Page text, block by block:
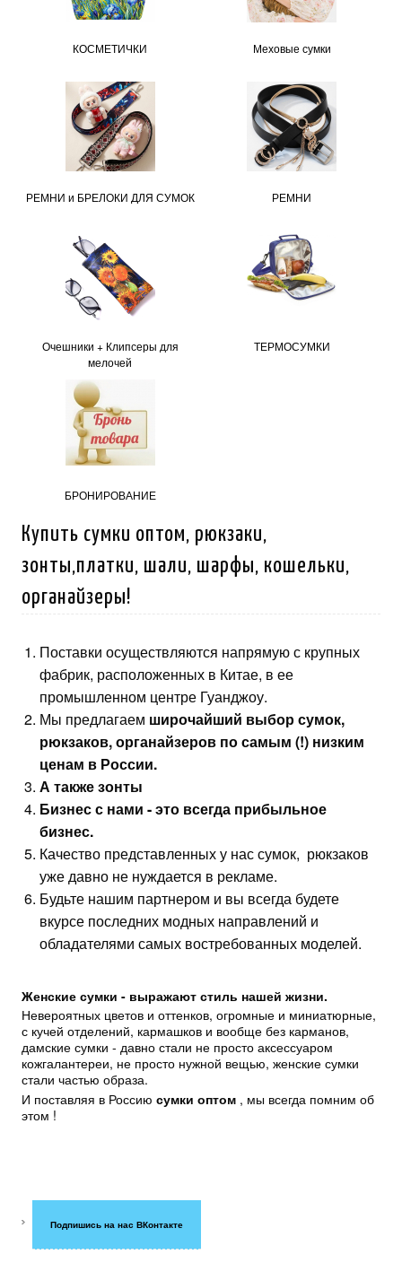
КОСМЕТИЧКИ Меховые сумки
РЕМНИ и БРЕЛОКИ ДЛЯ СУМОК РЕМНИ
Очешники + Клипсеры для
мелочей
ТЕРМОСУМКИ
БРОНИРОВАНИЕ
Купить сумки оптом, рюкзаки,
зонты,платки, шали, шарфы, кошельки,
органайзеры!
Поставки осуществляются напрямую с крупных
фабрик, расположенных в Китае, в ее
промышленном центре Гуанджоу.
Мы предлагаем широчайший выбор сумок,
рюкзаков, органайзеров по самым (!) низким
ценам в России.
А также зонты
Бизнес с нами - это всегда прибыльное
бизнес.
Качество представленных у нас сумок, рюкзаков
уже давно не нуждается в рекламе.
Будьте нашим партнером и вы всегда будете
вкурсе последних модных направлений и
обладателями самых востребованных моделей.
Женские сумки - выражают стиль нашей жизни.
Невероятных цветов и оттенков, огромные и миниатюрные,
с кучей отделений, кармашков и вообще без карманов,
дамские сумки - давно стали не просто аксессуаром
кожгалантереи, не просто нужной вещью, женские сумки
стали частью образа.
И поставляя в Россию сумки оптом , мы всегда помним об
этом !
Подпишись на нас ВКонтакте